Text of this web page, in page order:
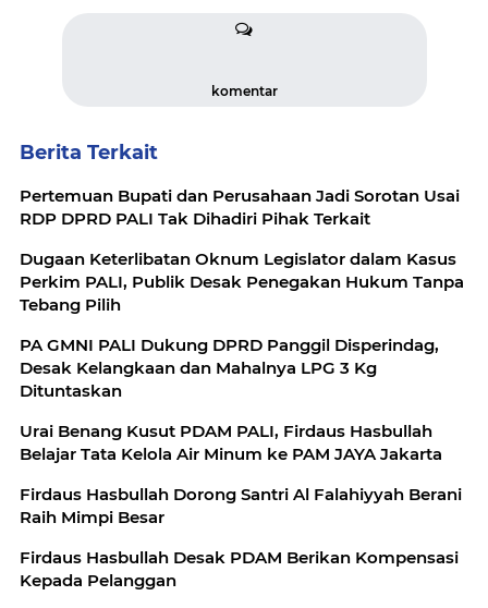
komentar
Berita Terkait
Pertemuan Bupati dan Perusahaan Jadi Sorotan Usai
RDP DPRD PALI Tak Dihadiri Pihak Terkait
Dugaan Keterlibatan Oknum Legislator dalam Kasus
Perkim PALI, Publik Desak Penegakan Hukum Tanpa
Tebang Pilih
PA GMNI PALI Dukung DPRD Panggil Disperindag,
Desak Kelangkaan dan Mahalnya LPG 3 Kg
Dituntaskan
Urai Benang Kusut PDAM PALI, Firdaus Hasbullah
Belajar Tata Kelola Air Minum ke PAM JAYA Jakarta
Firdaus Hasbullah Dorong Santri Al Falahiyyah Berani
Raih Mimpi Besar
Firdaus Hasbullah Desak PDAM Berikan Kompensasi
Kepada Pelanggan